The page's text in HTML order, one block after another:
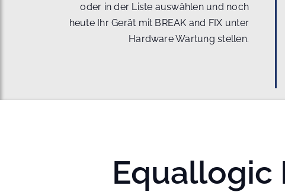
oder in der Liste auswählen und noch
heute Ihr Gerät mit BREAK and FIX unter
Hardware Wartung stellen.
Equallogic